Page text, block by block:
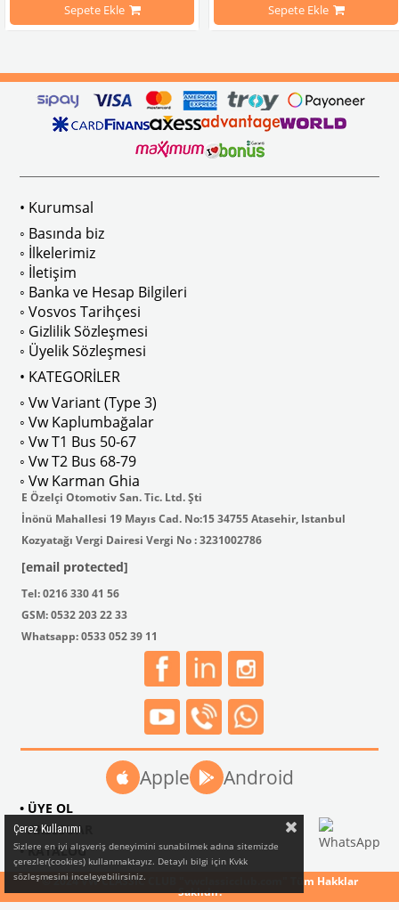
sürüş esnasında doğrudan gelen güneş ışığını keserek görüş
isteyenler için tercih edilir.
Ghia Modelleri İle Uyumludur
: AC711500 / 80500
VWC Parça No: 4-4126
Sepete Ekle
1960-1967 Yılları Arasındaki T1
1968-1979 Yılları Arasındaki T2
Sepete Ekle
• Kurumsal
◦ Basında biz
◦ İlkelerimiz
◦ İletişim
◦ Banka ve Hesap Bilgileri
◦ Vosvos Tarihçesi
◦ Gizlilik Sözleşmesi
◦ Üyelik Sözleşmesi
• KATEGORİLER
◦ Vw Variant (Type 3)
◦ Vw Kaplumbağalar
◦ Vw T1 Bus 50-67
◦ Vw T2 Bus 68-79
◦ Vw Karman Ghia
E Özelçi Otomotiv San. Tic. Ltd. Şti
İnönü Mahallesi 19 Mayıs Cad. No:15 34755 Atasehir, Istanbul
Kozyatağı Vergi Dairesi Vergi No : 3231002786
[email protected]
Tel: 0216 330 41 56
GSM: 0532 203 22 33
Whatsapp: 0533 052 39 11
Apple Android
• ÜYE OL
• AKSESUAR
• KATALOG
© 2024 VW CLASSIC CLUB "vwclassicclub.com" Tüm Hakklar
Saklıdır.
Çerez Kullanımı
Sizlere en iyi alışveriş deneyimini sunabilmek adına sitemizde
çerezler(cookies) kullanmaktayız. Detaylı bilgi için Kvkk
sözleşmesini inceleyebilirsiniz.